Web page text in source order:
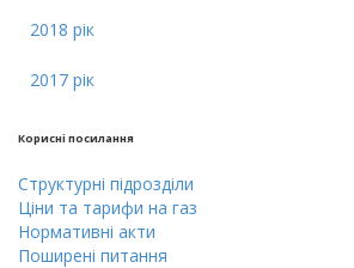
2018 рік
2017 рік
Кориснi посилання
Cтруктурнi пiдроздiли
Цiни тa тарифи на газ
Нормативні акти
Поширені питання